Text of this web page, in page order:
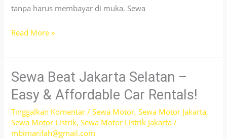
tanpa harus membayar di muka. Sewa
Sewa
Matic
Jakarta
Selatan
–
New
and
Read More »
Sewa Beat Jakarta Selatan –
Easy & Affordable Car Rentals!
Tinggalkan Komentar /Sewa Motor,Sewa Motor Jakarta,
Sewa Motor Listrik,Sewa Motor Listrik Jakarta /
mbimarifah@gmail.com